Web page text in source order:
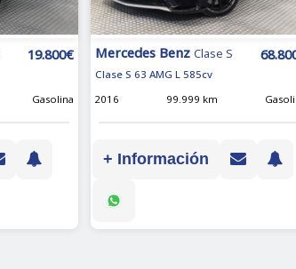
19.800€
Gasolina
Mercedes Benz Clase S
Clase S 63 AMG L 585cv
2016
99.999 km
+ Información